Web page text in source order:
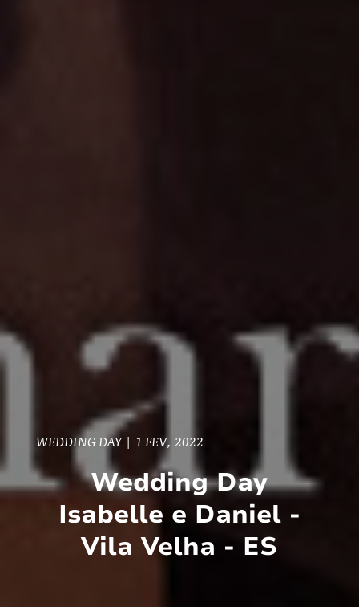
WEDDING DAY| 1 FEV, 2022
Wedding Day
Isabelle e Daniel -
Vila Velha - ES